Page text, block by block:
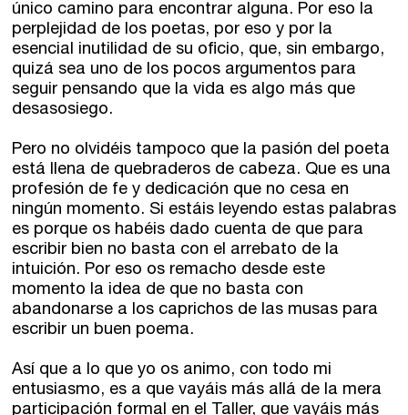
único camino para encontrar alguna. Por eso la
perplejidad de los poetas, por eso y por la
esencial inutilidad de su oficio, que, sin embargo,
quizá sea uno de los pocos argumentos para
seguir pensando que la vida es algo más que
desasosiego.
Pero no olvidéis tampoco que la pasión del poeta
está llena de quebraderos de cabeza. Que es una
profesión de fe y dedicación que no cesa en
ningún momento. Si estáis leyendo estas palabras
es porque os habéis dado cuenta de que para
escribir bien no basta con el arrebato de la
intuición. Por eso os remacho desde este
momento la idea de que no basta con
abandonarse a los caprichos de las musas para
escribir un buen poema.
Así que a lo que yo os animo, con todo mi
entusiasmo, es a que vayáis más allá de la mera
participación formal en el Taller, que vayáis más